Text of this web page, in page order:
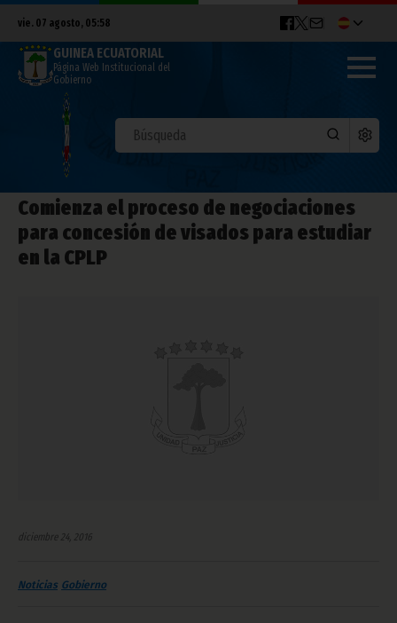
vie. 07 agosto, 05:58
GUINEA ECUATORIAL
Página Web Institucional del
Gobierno
Comienza el proceso de negociaciones
para concesión de visados para estudiar
en la CPLP
diciembre 24, 2016
Noticias Gobierno